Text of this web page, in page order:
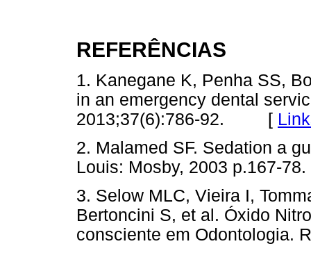
REFERÊNCIAS
1. Kanegane K, Penha SS,
in an emergency dental
2013;37(6):786-92. [
2. Malamed SF. Sedation a
Louis: Mosby, 2003 p.167-78.
3. Selow MLC, Vieira I,
Bertoncini S, et al. Óxido
consciente em Odontologia.